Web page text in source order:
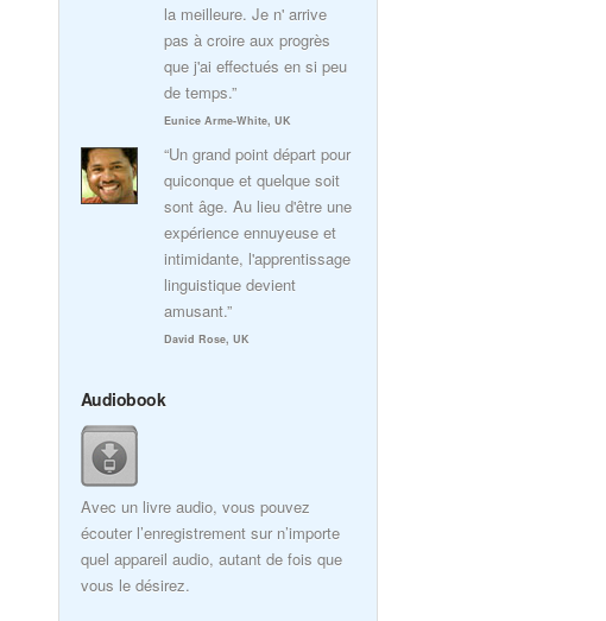
la meilleure. Je n' arrive
pas à croire aux progrès
que j'ai effectués en si peu
de temps.”
Eunice Arme-White, UK
“Un grand point départ pour
quiconque et quelque soit
sont âge. Au lieu d'être une
expérience ennuyeuse et
intimidante, l'apprentissage
linguistique devient
amusant.”
David Rose, UK
Audiobook
Avec un livre audio, vous pouvez
écouter l’enregistrement sur n’importe
quel appareil audio, autant de fois que
vous le désirez.